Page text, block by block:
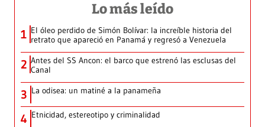
Lo más leído
1 El óleo perdido de Simón Bolívar: la increíble historia del
retrato que apareció en Panamá y regresó a Venezuela
2 Antes del SS Ancon: el barco que estrenó las esclusas del
Canal
3 La odisea: un matiné a la panameña
4 Etnicidad, estereotipo y criminalidad